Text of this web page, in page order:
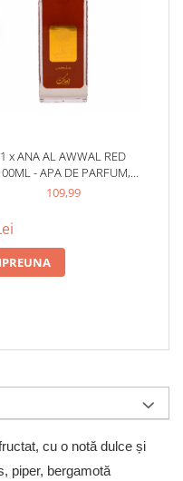
1 x ANA AL AWWAL RED
- APA DE PARFUM,
DAMA
109,99
cu o notă dulce și
piper, bergamotă